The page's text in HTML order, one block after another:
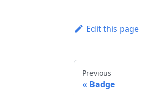
Edit this page
Previous
Badge